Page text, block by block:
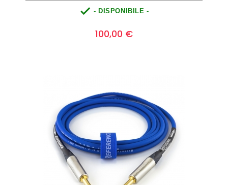
 - DISPONIBILE -
100,00 €